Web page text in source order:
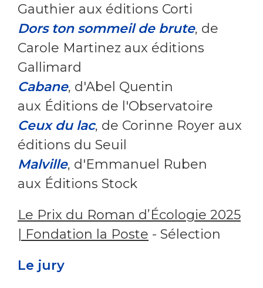
Gauthier aux éditions Corti
Dors ton sommeil de brute, de
Carole Martinez aux éditions
Gallimard
Cabane, d'Abel Quentin
aux Éditions de l'Observatoire
Ceux du lac, de Corinne Royer aux
éditions du Seuil
Malville, d'Emmanuel Ruben
aux Éditions Stock
Le Prix du Roman d’Écologie 2025
| Fondation la Poste - Sélection
Le jury